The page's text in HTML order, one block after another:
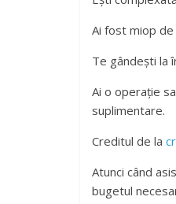
Ai fost miop de
Te gândești la
Ai o operație
suplimentare.
Creditul de la
Atunci când
bugetul